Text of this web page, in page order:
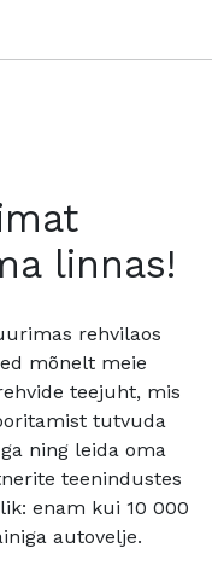
linnas!
rehvilaos
mõnelt meie
teejuht, mis
tutvuda
ning leida oma
teenindustes
enam kui 10 000
autovelje.